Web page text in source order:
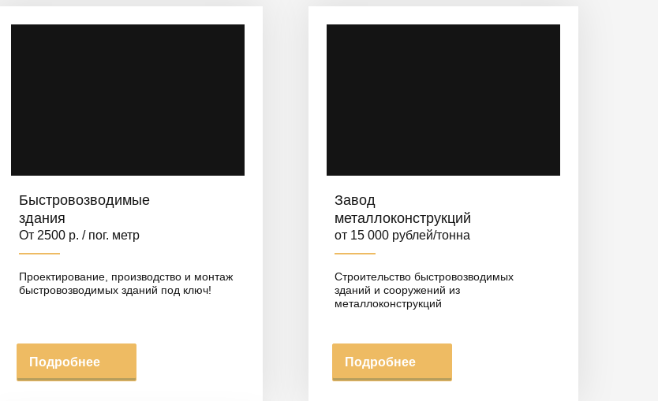
Быстровозводимые
здания
От 2500 р. / пог. метр
Проектирование, производство и монтаж
быстровозводимых зданий под ключ!
Подробнее
Завод
металлоконструкций
от 15 000 рублей/тонна
Строительство быстровозводимых
зданий и сооружений из
металлоконструкций
Подробнее